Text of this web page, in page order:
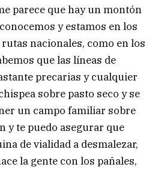
parece que hay un montón
y estamos en los
nacionales, como en los
que las líneas de
precarias y cualquier
sobre pasto seco y se
un campo familiar sobre
y te puedo asegurar que
de vialidad a desmalezar,
la gente con los pañales,